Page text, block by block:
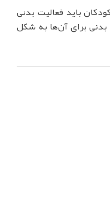
باید فعالیت بدنی
بدنی برای آن‌ها به شکل